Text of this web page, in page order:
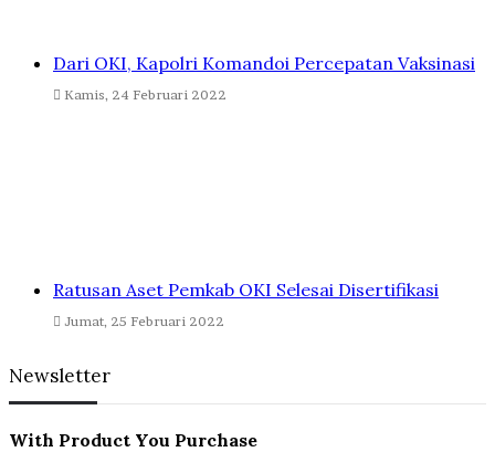
Dari OKI, Kapolri Komandoi Percepatan Vaksinasi
Kamis, 24 Februari 2022
Ratusan Aset Pemkab OKI Selesai Disertifikasi
Jumat, 25 Februari 2022
Newsletter
With Product You Purchase